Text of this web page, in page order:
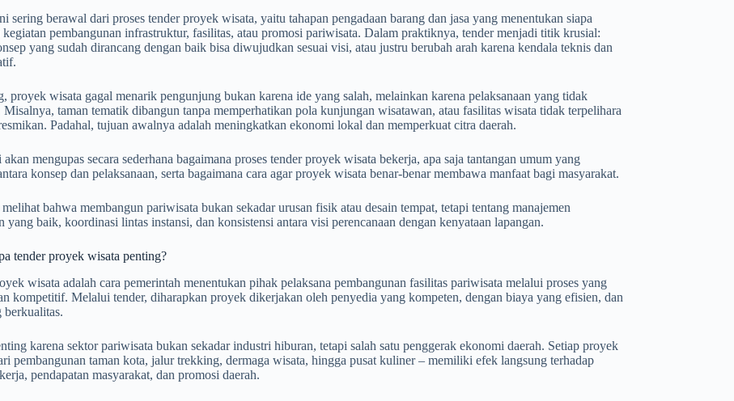
sering berawal dari proses tender proyek wisata, yaitu tahapan pengadaan barang dan jasa yang menentukan siapa
kegiatan pembangunan infrastruktur, fasilitas, atau promosi pariwisata. Dalam praktiknya, tender menjadi titik krusial:
yang sudah dirancang dengan baik bisa diwujudkan sesuai visi, atau justru berubah arah karena kendala teknis dan
proyek wisata gagal menarik pengunjung bukan karena ide yang salah, melainkan karena pelaksanaan yang tidak
Misalnya, taman tematik dibangun tanpa memperhatikan pola kunjungan wisatawan, atau fasilitas wisata tidak terpelihara
Padahal, tujuan awalnya adalah meningkatkan ekonomi lokal dan memperkuat citra daerah.
mengupas secara sederhana bagaimana proses tender proyek wisata bekerja, apa saja tantangan umum yang
konsep dan pelaksanaan, serta bagaimana cara agar proyek wisata benar-benar membawa manfaat bagi masyarakat.
bahwa membangun pariwisata bukan sekadar urusan fisik atau desain tempat, tetapi tentang manajemen
yang baik, koordinasi lintas instansi, dan konsistensi antara visi perencanaan dengan kenyataan lapangan.
tender proyek wisata penting?
wisata adalah cara pemerintah menentukan pihak pelaksana pembangunan fasilitas pariwisata melalui proses yang
kompetitif. Melalui tender, diharapkan proyek dikerjakan oleh penyedia yang kompeten, dengan biaya yang efisien, dan
berkualitas.
karena sektor pariwisata bukan sekadar industri hiburan, tetapi salah satu penggerak ekonomi daerah. Setiap proyek
pembangunan taman kota, jalur trekking, dermaga wisata, hingga pusat kuliner – memiliki efek langsung terhadap
pendapatan masyarakat, dan promosi daerah.